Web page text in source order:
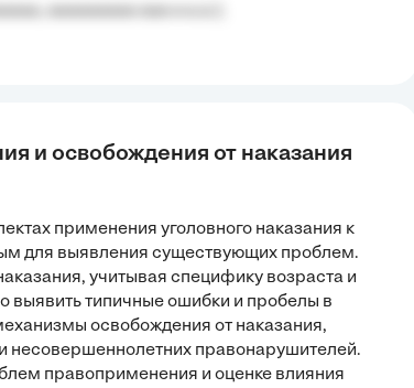
и освобождения от наказания
применения уголовного наказания к
для выявления существующих проблем.
учитывая специфику возраста и
выявить типичные ошибки и пробелы в
освобождения от наказания,
несовершеннолетних правонарушителей.
правоприменения и оценке влияния